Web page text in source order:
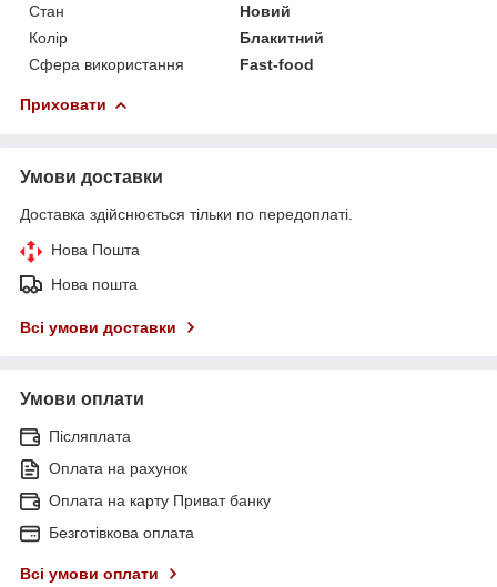
Стан
Новий
Колір
Блакитний
Сфера використання
Fast-food
Приховати
Умови доставки
Доставка здійснюється тільки по передоплаті.
Нова Пошта
Нова пошта
Всі умови доставки
Умови оплати
Післяплата
Оплата на рахунок
Оплата на карту Приват банку
Безготівкова оплата
Всі умови оплати